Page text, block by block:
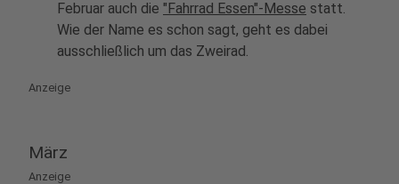
Februar auch die "Fahrrad Essen"-Messe statt.
Wie der Name es schon sagt, geht es dabei
ausschließlich um das Zweirad.
Anzeige
März
Anzeige